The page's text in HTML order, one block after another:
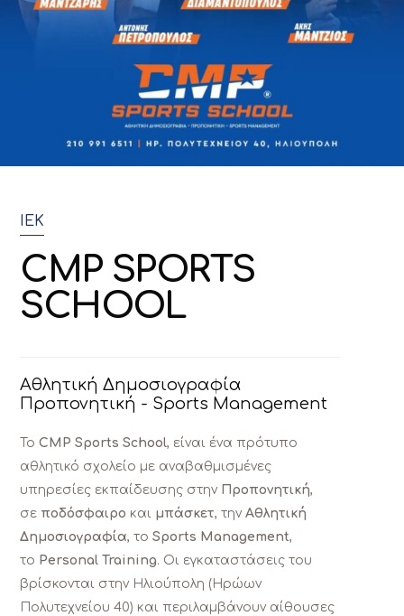
ΙΕΚ
CMP SPORTS
SCHOOL
Αθλητική Δημοσιογραφία
Προπονητική - Sports Management
ΤοCMP Sports School, είναι ένα πρότυπο
αθλητικό σχολείο με αναβαθμισμένες
υπηρεσίες εκπαίδευσης στην Προπονητική,
σεποδόσφαιρο και μπάσκετ, τηνΑθλητική
Δημοσιογραφία, τοSports Management,
το Personal Training. Οι εγκαταστάσεις του
βρίσκονται στην Ηλιούπολη (Ηρώων
Πολυτεχνείου 40) και περιλαμβάνουν αίθουσες